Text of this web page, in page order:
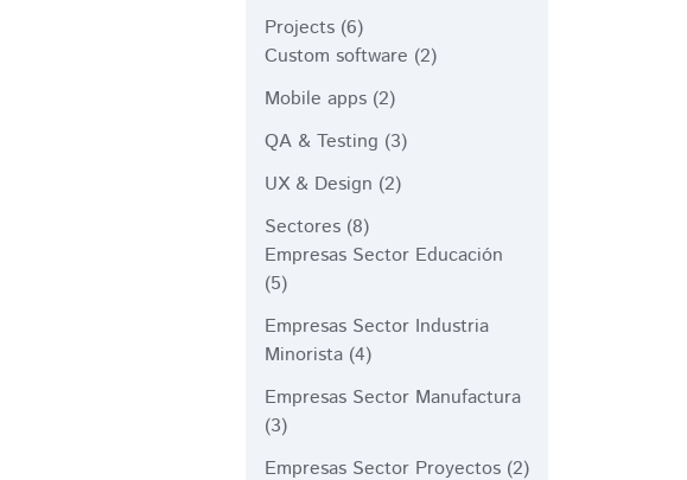
Projects (6)
Custom software (2)
Mobile apps (2)
QA & Testing (3)
UX & Design (2)
Sectores (8)
Empresas Sector Educación
(5)
Empresas Sector Industria
Minorista (4)
Empresas Sector Manufactura
(3)
Empresas Sector Proyectos (2)